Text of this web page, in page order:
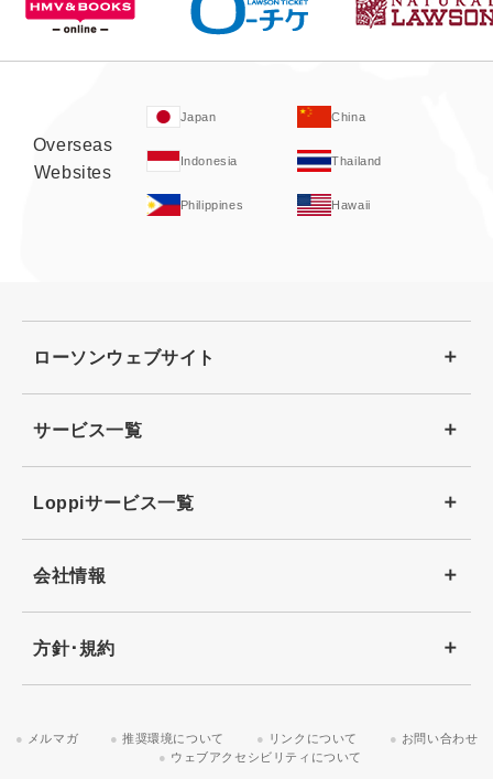
Overseas
Websites
Japan China
Indonesia Thailand
Philippines Hawaii
ローソンウェブサイト
サービス一覧
Loppiサービス一覧
会社情報
方針･規約
メルマガ 推奨環境について リンクについて
お問い合わせ
ウェブアクセシビリティについて